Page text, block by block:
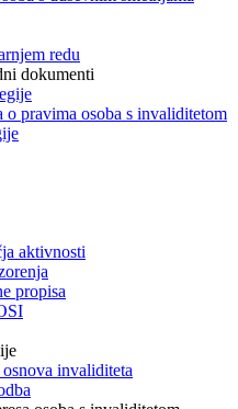
redu
dokumenti
o pravima osoba s invaliditetom
aktivnosti
propisa
invaliditeta